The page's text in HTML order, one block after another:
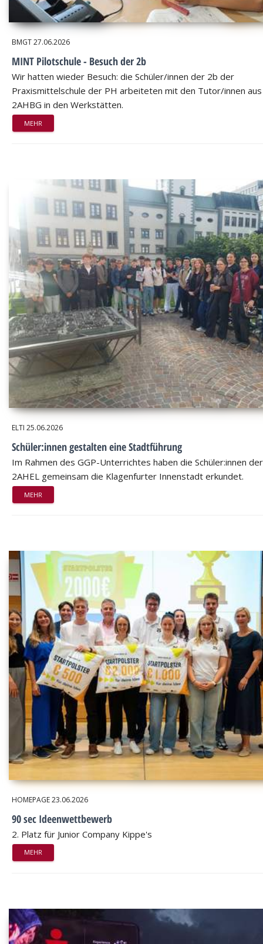
BMGT27.06.2026
MINT Pilotschule - Besuch der 2b
Wir hatten wieder Besuch: die Schüler/innen der 2b der
Praxismittelschule der PH arbeiteten mit den Tutor/innen
2AHBG in den Werkstätten.
MEHR
ELTI 25.06.2026
Schüler:innen gestalten eine Stadtführung
Im Rahmen des GGP-Unterrichtes haben die Schüler:innen der
2AHEL gemeinsam die Klagenfurter Innenstadt erkundet.
MEHR
HOMEPAGE23.06.2026
90 sec Ideenwettbewerb
2. Platz für Junior Company Kippe's
MEHR